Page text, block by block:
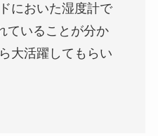
においた湿度計で
ていることが分か
大活躍してもらい